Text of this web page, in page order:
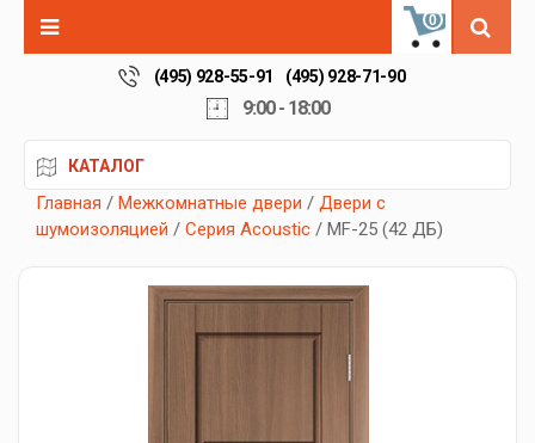
0
(495) 928-55-91 (495) 928-71-90
9:00 - 18:00
КАТАЛОГ
Главная / Межкомнатные двери / Двери с
шумоизоляцией / Серия Acoustic / MF-25 (42 ДБ)